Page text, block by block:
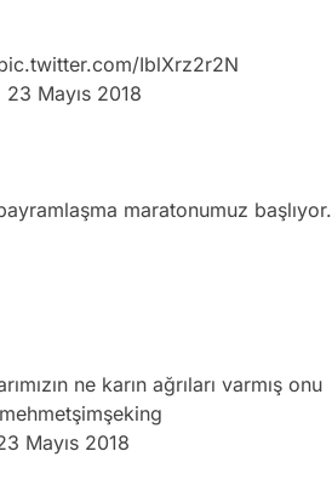
IblXrz2r2N
23 Mayıs 2018
maratonumuz başlıyor.
ne karın ağrıları varmış onu
Mayıs 2018